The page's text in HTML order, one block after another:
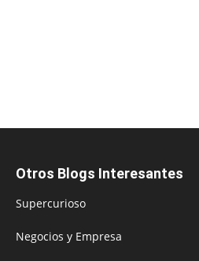
Otros Blogs Interesantes
Supercurioso
Negocios y Empresa